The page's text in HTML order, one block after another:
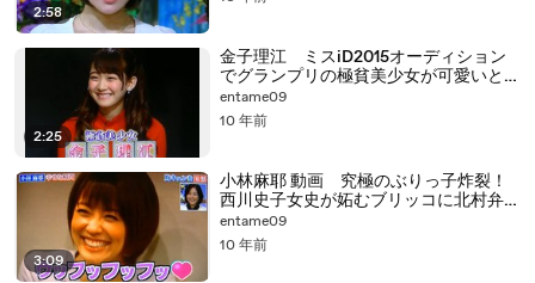
2:58
2:25
金子理江 ミスiD2015オーディション
でグランプリの極貧美少女が可愛いと話
題にw （rie kaneko Japanese idol）
entame09
10 年前
3:09
小林麻耶 動画 究極のぶりっ子炸裂！
西川史子女史が妬むブリッコに北村弁護
士はもうメロメロ☆ （Female
announcer mami sugino）
entame09
10 年前